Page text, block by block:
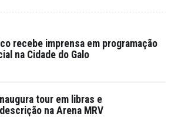
recebe imprensa em programação
na Cidade do Galo
tour em libras e
na Arena MRV